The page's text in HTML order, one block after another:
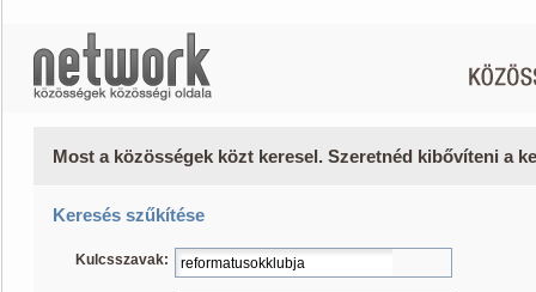
Most a közösségek közt keresel. Szeretnéd kibővíteni a
Keresés szűkítése
Kulcsszavak: